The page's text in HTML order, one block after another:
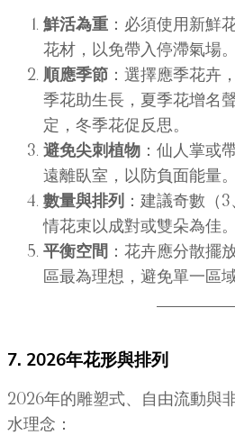
鮮活為重 ：必須使用新鮮
花材，以免帶入停滯氣場。
順應季節 ：選擇應季花卉
季花助生長，夏季花增名
定，冬季花促反思。
避免尖刺植物 ：仙人掌或
遠離臥室，以防負面能量。
數量與排列
：建議奇數（
情花束以成對或雙朵為佳。
平衡空間 ：花卉應分散擺
區最為理想，避免單一區
7. 2026年花形與排列
2026年的雕塑式、自由流動與
水理念：